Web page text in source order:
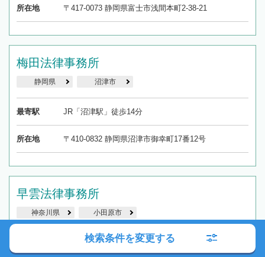
所在地 〒417-0073 静岡県富士市浅間本町2-38-21
梅田法律事務所
静岡県 沼津市
最寄駅 JR「沼津駅」徒歩14分
所在地 〒410-0832 静岡県沼津市御幸町17番12号
早雲法律事務所
神奈川県 小田原市
JR・小田急電鉄「小田原駅」徒歩2分
検索条件を変更する